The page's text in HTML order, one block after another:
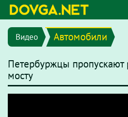
Видео Автомобили
Петербуржцы пропускают
мосту